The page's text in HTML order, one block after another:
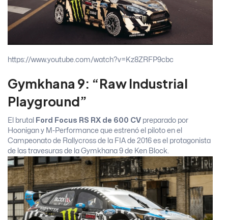
https://www.youtube.com/watch?v=Kz8ZRFP9cbc
Gymkhana 9: “Raw Industrial
Playground”
El brutal Ford Focus RS RX de 600 CV preparado por
Hoonigan y M-Performance que estrenó el piloto en el
Campeonato de Rallycross de la FIA de 2016 es el protagonista
de las travesuras de la Gymkhana 9 de Ken Block.